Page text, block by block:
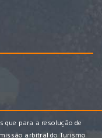
que para a resolução de
arbitral do Turismo